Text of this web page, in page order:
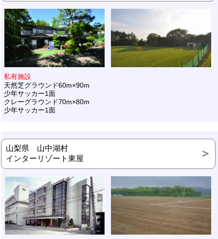
私有施設
天然芝グラウンド60m×90m
少年サッカー1面
クレーグラウンド70m×80m
少年サッカー1面
山梨県 山中湖村
インターリゾート東屋